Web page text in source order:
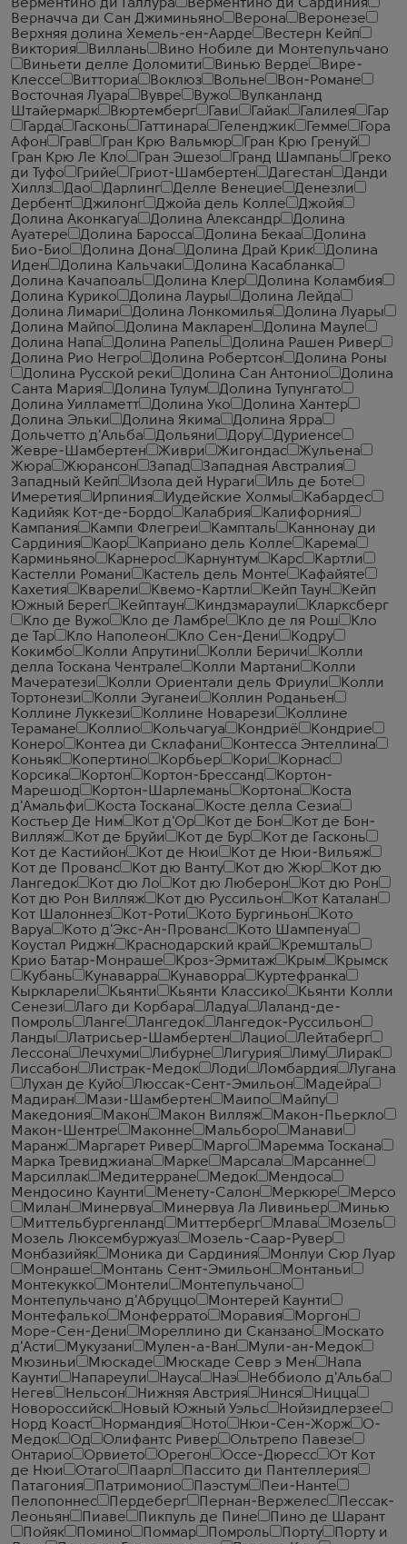
Верментино ди Галлура
Верментино ди Сардиния
Верначча ди Сан Джиминьяно
Верона
Веронезе
Верхняя долина Хемель-ен-Аарде
Вестерн Кейп
Виктория
Виллань
Вино Нобиле ди Монтепульчано
Виньети делле Доломити
Винью Верде
Вире-
Клессе
Витториа Воклюз Вольне
Вон-Романе
Восточная Луара
Вувре Вужо
Вулканланд
Штайермарк
Вюртемберг Гави Гайак Галилея
Гар
Гарда
Гасконь Гаттинара Геленджик Гемме
Гора
Афон
Грав Гран Крю Вальмюр
Гран Крю Гренуй
Гран Крю Ле Кло
Гран Эшезо Гранд Шампань
Греко
ди Туфо
Грийе Гриот-Шамбертен Дагестан
Данди
Хиллз
Дао Дарлинг Делле Венецие
Денезли
Дербент
Джилонг Джойа дель Колле
Джойя
Долина Аконкагуа
Долина Александр
Долина
Ауатере
Долина Баросса Долина Бекаа
Долина
Био-Био
Долина Дона Долина Драй Крик
Долина
Иден
Долина Кальчаки
Долина Касабланка
Долина Качапоаль
Долина Клер
Долина Коламбия
Долина Курико
Долина Лауры
Долина Лейда
Долина Лимари
Долина Лонкомилья
Долина Луары
Долина Майпо
Долина Макларен
Долина Мауле
Долина Напа
Долина Рапель
Долина Рашен Ривер
Долина Рио Негро
Долина Робертсон
Долина Роны
Долина Русской реки
Долина Сан Антонио
Долина
Санта Мария
Долина Тулум
Долина Тупунгато
Долина Уилламетт
Долина Уко
Долина Хантер
Долина Эльки
Долина Якима
Долина Ярра
Дольчетто д'Альба
Дольяни Дору
Дуриенсе
Жевре-Шамбертен
Живри Жигондас
Жульена
Жюра
Жюрансон Запад
Западная Австралия
Западный Кейп
Изола дей Нураги
Иль де Боте
Имеретия
Ирпиния Иудейские Холмы
Кабардес
Кадийяк Кот-де-Бордо
Калабрия
Калифорния
Кампания
Кампи Флегреи Кампталь
Каннонау ди
Сардиния
Каор Каприано дель Колле
Карема
Карминьяно
Карнерос Карнунтум Карс
Картли
Кастелли Романи
Кастель дель Монте
Кафайяте
Кахетия
Кварели Квемо-Картли Кейп Таун
Кейп
Южный Берег
Кейптаун Киндзмараули
Кларксберг
Кло де Вужо
Кло де Ламбре Кло де ля Рош
Кло
де Тар
Кло Наполеон Кло Сен-Дени
Кодру
Кокимбо
Колли Апрутини Колли Беричи
Колли
делла Тоскана Чентрале
Колли Мартани
Колли
Мачератези
Колли Ориентали дель Фриули
Колли
Тортонези
Колли Эуганеи
Коллин Роданьен
Коллине Луккези
Коллине Новарези
Коллине
Терамане
Коллио Кольчагуа Кондриё
Кондрие
Конеро
Контеа ди Склафани
Контесса Энтеллина
Коньяк
Копертино Корбьер Кори
Корнас
Корсика
Кортон Кортон-Брессанд
Кортон-
Марешод
Кортон-Шарлемань Кортона
Коста
д'Амальфи
Коста Тоскана
Косте делла Сезиа
Костьер Де Ним
Кот д'Ор Кот де Бон
Кот де Бон-
Вилляж
Кот де Бруйи Кот де Бур
Кот де Гасконь
Кот де Кастийон
Кот де Нюи
Кот де Нюи-Вильяж
Кот де Прованс
Кот дю Ванту Кот дю Жюр
Кот дю
Лангедок
Кот дю Ло Кот дю Люберон
Кот дю Рон
Кот дю Рон Вилляж
Кот дю Руссильон
Кот Каталан
Кот Шалоннез
Кот-Роти Кото Бургиньон
Кото
Варуа
Кото д'Экс-Ан-Прованс
Кото Шампенуа
Коустал Риджн
Краснодарский край
Кремшталь
Крио Батар-Монраше
Кроз-Эрмитаж Крым
Крымск
Кубань
Кунаварра Кунаворра
Куртефранка
Кыркларели
Кьянти Кьянти Классико
Кьянти Колли
Сенези
Лаго ди Корбара Ладуа
Лаланд-де-
Помроль
Ланге Лангедок
Лангедок-Руссильон
Ланды
Латрисьер-Шамбертен Лацио
Лейтаберг
Лессона
Лечхуми Либурне Лигурия Лиму
Лирак
Лиссабон
Листрак-Медок Лоди Ломбардия
Лугана
Лухан де Куйо
Люссак-Сент-Эмильон
Мадейра
Мадиран
Мази-Шамбертен Маипо
Майпу
Македония
Макон Макон Вилляж
Макон-Пьеркло
Макон-Шентре
Маконне Мальборо
Манави
Маранж
Маргарет Ривер Марго
Маремма Тоскана
Марка Тревиджиана
Марке Марсала
Марсанне
Марсиллак
Медитерране Медок
Мендоса
Мендосино Каунти
Менету-Салон Меркюре
Мерсо
Милан
Минервуа Минервуа Ла Ливиньер
Минью
Миттельбургенланд
Миттерберг Млава
Мозель
Мозель Люксембуржуаз
Мозель-Саар-Рувер
Монбазийяк
Моника ди Сардиния
Монлуи Сюр Луар
Монраше
Монтань Сент-Эмильон
Монтаньи
Монтекукко
Монтели
Монтепульчано
Монтепульчано д'Абруццо
Монтерей Каунти
Монтефалько
Монферрато Моравия
Моргон
Море-Сен-Дени
Мореллино ди Сканзано
Москато
д'Асти
Мукузани Мулен-а-Ван
Мули-ан-Медок
Мюзиньи
Мюскаде Мюскаде Севр э Мен
Напа
Каунти
Напареули Науса Наэ
Неббиоло д'Альба
Негев
Нельсон Нижняя Австрия Нинся
Ницца
Новороссийск
Новый Южный Уэльс
Нойзидлерзее
Норд Коаст
Нормандия Ното Нюи-Сен-Жорж
О-
Медок
Од Олифантс Ривер
Ольтрепо Павезе
Онтарио
Орвието Орегон Оссе-Дюресс
От Кот
де Нюи
Отаго Паарл
Пассито ди Пантеллерия
Патагония
Патримонио Паэстум
Пеи-Нанте
Пелопоннес
Пердеберг Пернан-Вержелес
Пессак-
Леоньян
Пиаве Пикпуль де Пине
Пино де Шарант
Пойяк
Помино Поммар Помроль Порту
Порту и